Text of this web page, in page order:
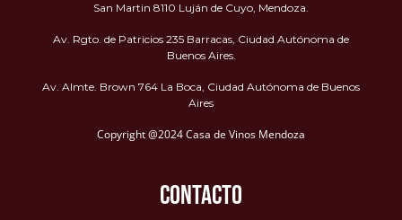
San Martin 8110 Luján de Cuyo, Mendoza.
Av. Rgto. de Patricios 235 Barracas, Ciudad Autónoma de
Buenos Aires.
Av. Almte. Brown 764 La Boca, Ciudad Autónoma de Buenos
Aires
Copyright @2024 Casa de Vinos Mendoza
CONTACTO